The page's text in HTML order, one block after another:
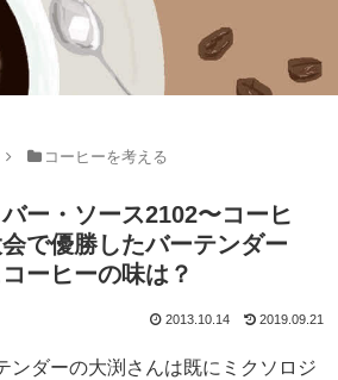
コーヒーを考える
ー・ソース2102〜コーヒ
で優勝したバーテンダー
ーヒーの味は？
2013.10.14 2019.09.21
ダーの大渕さんは既にミクソロジ